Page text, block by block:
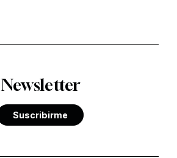
Newsletter
Suscribirme